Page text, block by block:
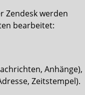
Zendesk werden
bearbeitet:
Anhänge),
Zeitstempel).